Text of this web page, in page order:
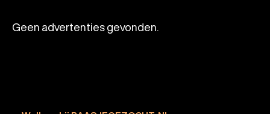
Geen advertenties gevonden.